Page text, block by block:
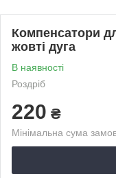
Компенсатори
жовті дуга
В наявності
Роздріб
220 ₴
Мінімальна сума